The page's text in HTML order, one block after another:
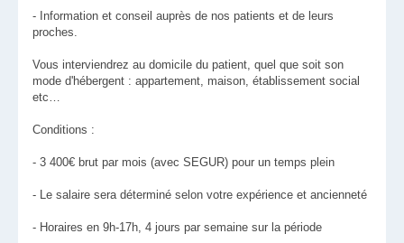
- Information et conseil auprès de nos patients et de leurs
proches.
Vous interviendrez au domicile du patient, quel que soit son
mode d'hébergent : appartement, maison, établissement social
etc…
Conditions :
- 3 400€ brut par mois (avec SEGUR) pour un temps plein
- Le salaire sera déterminé selon votre expérience et ancienneté
- Horaires en 9h-17h, 4 jours par semaine sur la période